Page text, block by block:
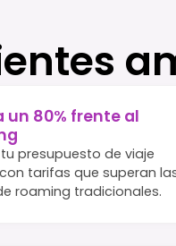
un 80% frente al
presupuesto de viaje
tarifas que superan
roaming tradicionales.